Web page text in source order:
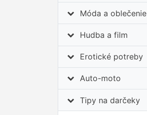
Móda a oblečenie
Hudba a film
Erotické potreby
Auto-moto
Tipy na darčeky